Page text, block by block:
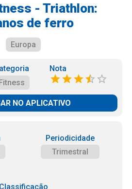
- Triathlon:
de ferro
Europa
Nota
NO APLICATIVO
Periodicidade
Trimestral
Classificação